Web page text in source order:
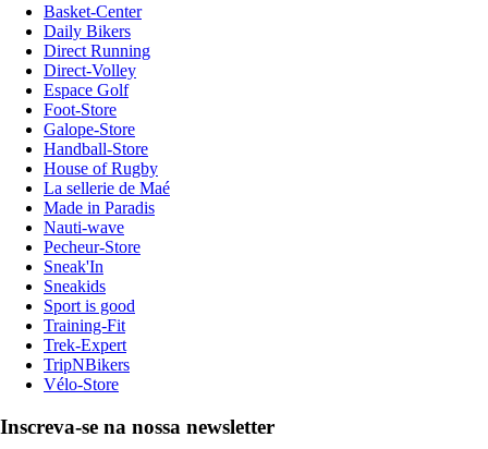
Basket-Center
Daily Bikers
Direct Running
Direct-Volley
Espace Golf
Foot-Store
Galope-Store
Handball-Store
House of Rugby
La sellerie de Maé
Made in Paradis
Nauti-wave
Pecheur-Store
Sneak'In
Sneakids
Sport is good
Training-Fit
Trek-Expert
TripNBikers
Vélo-Store
Inscreva-se na nossa newsletter